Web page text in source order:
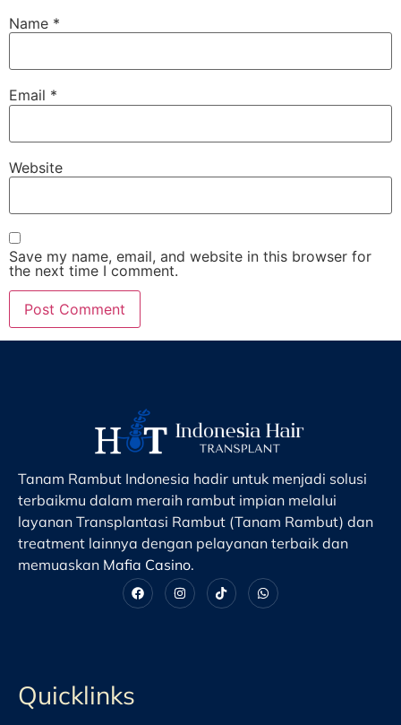
Name *
Email *
Website
Save my name, email, and website in this browser for
the next time I comment.
Tanam Rambut Indonesia hadir untuk menjadi solusi
terbaikmu dalam meraih rambut impian melalui
layanan Transplantasi Rambut (Tanam Rambut) dan
treatment lainnya dengan pelayanan terbaik dan
memuaskan Mafia Casino.
Quicklinks